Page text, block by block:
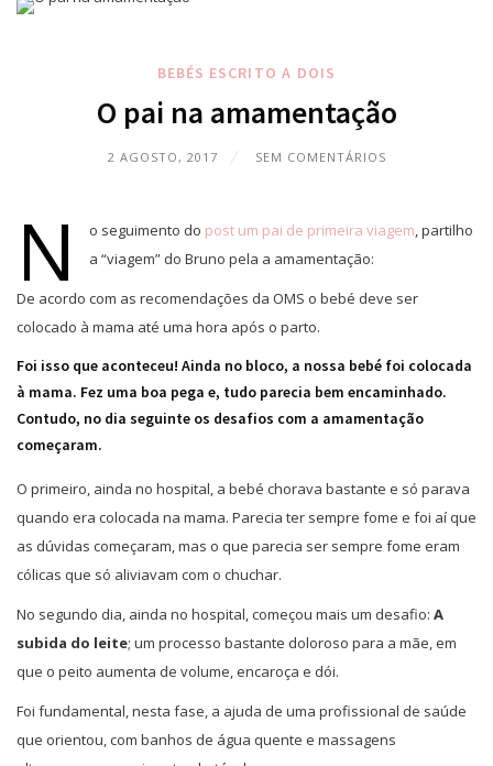
BEBÉS ESCRITO A DOIS
O pai na amamentação
2 AGOSTO, 2017 SEM COMENTÁRIOS
N o seguimento do post um pai de primeira viagem , partilho
a “viagem” do Bruno pela a amamentação:
De acordo com as recomendações da OMS o bebé deve ser
colocado à mama até uma hora após o parto.
Foi isso que aconteceu! Ainda no bloco, a nossa bebé foi colocada
à mama. Fez uma boa pega e, tudo parecia bem encaminhado.
Contudo, no dia seguinte os desafios com a amamentação
começaram.
O primeiro, ainda no hospital, a bebé chorava bastante e só parava
quando era colocada na mama. Parecia ter sempre fome e foi aí que
as dúvidas começaram, mas o que parecia ser sempre fome eram
cólicas que só aliviavam com o chuchar.
No segundo dia, ainda no hospital, começou mais um desafio: A
subida do leite; um processo bastante doloroso para a mãe, em
que o peito aumenta de volume, encaroça e dói.
Foi fundamental, nesta fase, a ajuda de uma profissional de saúde
que orientou, com banhos de água quente e massagens